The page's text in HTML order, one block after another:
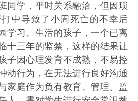
同学，平时关系融洽，但因琐
中导致了小周死亡的不幸后
学习、生活的孩子，一个已离
十三年的监禁，这样的结果让
子因心理发育不成熟，不易控
动行为，在无法进行良好沟通
家庭作为负有教育、管理、监